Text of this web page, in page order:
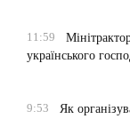
11:59
українського
9:53
Як